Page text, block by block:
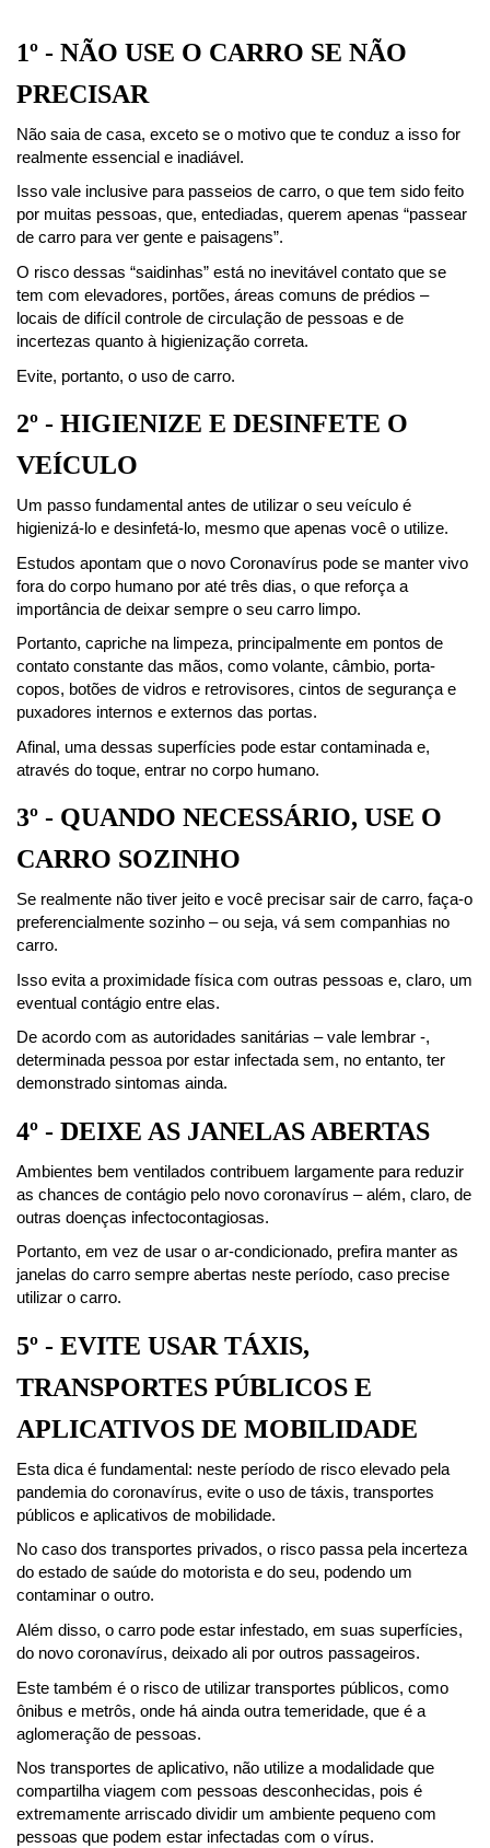
1º - NÃO USE O CARRO SE NÃO
PRECISAR
Não saia de casa, exceto se o motivo que te conduz a isso for
realmente essencial e inadiável.
Isso vale inclusive para passeios de carro, o que tem sido feito
por muitas pessoas, que, entediadas, querem apenas “passear
de carro para ver gente e paisagens”.
O risco dessas “saidinhas” está no inevitável contato que se
tem com elevadores, portões, áreas comuns de prédios –
locais de difícil controle de circulação de pessoas e de
incertezas quanto à higienização correta.
Evite, portanto, o uso de carro.
2º - HIGIENIZE E DESINFETE O
VEÍCULO
Um passo fundamental antes de utilizar o seu veículo é
higienizá-lo e desinfetá-lo, mesmo que apenas você o utilize.
Estudos apontam que o novo Coronavírus pode se manter vivo
fora do corpo humano por até três dias, o que reforça a
importância de deixar sempre o seu carro limpo.
Portanto, capriche na limpeza, principalmente em pontos de
contato constante das mãos, como volante, câmbio, porta-
copos, botões de vidros e retrovisores, cintos de segurança e
puxadores internos e externos das portas.
Afinal, uma dessas superfícies pode estar contaminada e,
através do toque, entrar no corpo humano.
3º - QUANDO NECESSÁRIO, USE O
CARRO SOZINHO
Se realmente não tiver jeito e você precisar sair de carro, faça-o
preferencialmente sozinho – ou seja, vá sem companhias no
carro.
Isso evita a proximidade física com outras pessoas e, claro, um
eventual contágio entre elas.
De acordo com as autoridades sanitárias – vale lembrar -,
determinada pessoa por estar infectada sem, no entanto, ter
demonstrado sintomas ainda.
4º - DEIXE AS JANELAS ABERTAS
Ambientes bem ventilados contribuem largamente para reduzir
as chances de contágio pelo novo coronavírus – além, claro, de
outras doenças infectocontagiosas.
Portanto, em vez de usar o ar-condicionado, prefira manter as
janelas do carro sempre abertas neste período, caso precise
utilizar o carro.
5º - EVITE USAR TÁXIS,
TRANSPORTES PÚBLICOS E
APLICATIVOS DE MOBILIDADE
Esta dica é fundamental: neste período de risco elevado pela
pandemia do coronavírus, evite o uso de táxis, transportes
públicos e aplicativos de mobilidade.
No caso dos transportes privados, o risco passa pela incerteza
do estado de saúde do motorista e do seu, podendo um
contaminar o outro.
Além disso, o carro pode estar infestado, em suas superfícies,
do novo coronavírus, deixado ali por outros passageiros.
Este também é o risco de utilizar transportes públicos, como
ônibus e metrôs, onde há ainda outra temeridade, que é a
aglomeração de pessoas.
Nos transportes de aplicativo, não utilize a modalidade que
compartilha viagem com pessoas desconhecidas, pois é
extremamente arriscado dividir um ambiente pequeno com
pessoas que podem estar infectadas com o vírus.